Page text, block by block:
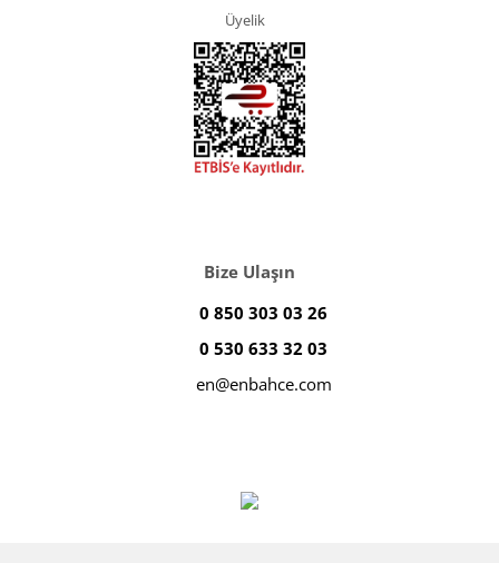
Üyelik
Bize Ulaşın
0 850 303 03 26
0 530 633 32 03
en@enbahce.com